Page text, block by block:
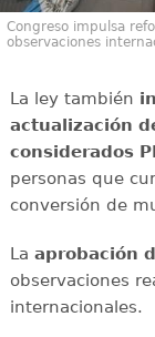
Congreso impulsa
observaciones
La ley también
actualización
considerados
personas que
conversión de
La aprobación
observaciones
internacionales.